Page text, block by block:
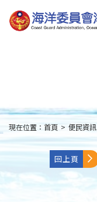
到
主
:::
現在位置： 首頁 > 便民資訊
回上頁